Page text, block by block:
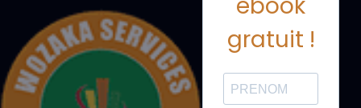
ebook
gratuit !